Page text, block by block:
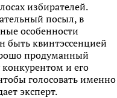
избирателей.
посыл, в
особенности
быть квинтэссенцией
продуманный
и его
голосовать именно
эксперт.